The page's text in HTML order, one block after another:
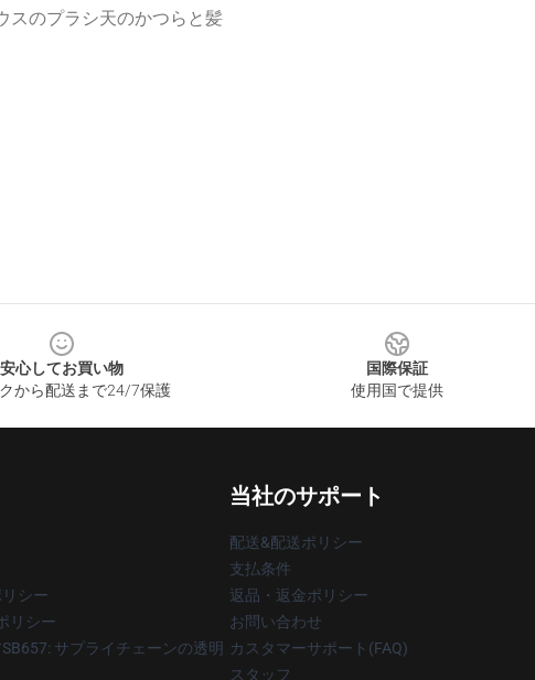
スのプラシ天のかつらと髪
安心してお買い物
から配送まで24/7保護
国際保証
使用国で提供
シー
リシー
サプライチェーンの透明
当社のサポート
配送&配送ポリシー
支払条件
返品・返金ポリシー
お問い合わせ
カスタマーサポート(FAQ)
スタッフ